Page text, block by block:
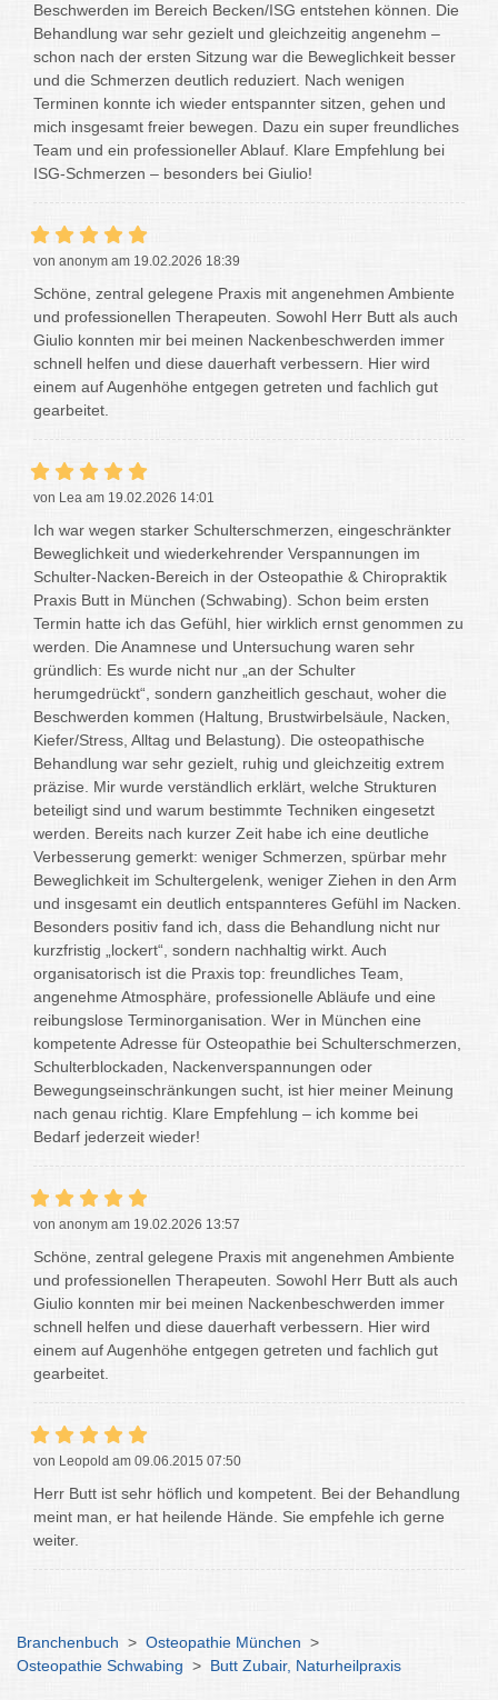
Beschwerden im Bereich Becken/ISG entstehen können. Die
Behandlung war sehr gezielt und gleichzeitig angenehm –
schon nach der ersten Sitzung war die Beweglichkeit besser
und die Schmerzen deutlich reduziert. Nach wenigen
Terminen konnte ich wieder entspannter sitzen, gehen und
mich insgesamt freier bewegen. Dazu ein super freundliches
Team und ein professioneller Ablauf. Klare Empfehlung bei
ISG-Schmerzen – besonders bei Giulio!
von anonym am 19.02.2026 18:39
Schöne, zentral gelegene Praxis mit angenehmen Ambiente
und professionellen Therapeuten. Sowohl Herr Butt als auch
Giulio konnten mir bei meinen Nackenbeschwerden immer
schnell helfen und diese dauerhaft verbessern. Hier wird
einem auf Augenhöhe entgegen getreten und fachlich gut
gearbeitet.
von Lea am 19.02.2026 14:01
Ich war wegen starker Schulterschmerzen, eingeschränkter
Beweglichkeit und wiederkehrender Verspannungen im
Schulter-Nacken-Bereich in der Osteopathie & Chiropraktik
Praxis Butt in München (Schwabing). Schon beim ersten
Termin hatte ich das Gefühl, hier wirklich ernst genommen zu
werden. Die Anamnese und Untersuchung waren sehr
gründlich: Es wurde nicht nur „an der Schulter
herumgedrückt“, sondern ganzheitlich geschaut, woher die
Beschwerden kommen (Haltung, Brustwirbelsäule, Nacken,
Kiefer/Stress, Alltag und Belastung). Die osteopathische
Behandlung war sehr gezielt, ruhig und gleichzeitig extrem
präzise. Mir wurde verständlich erklärt, welche Strukturen
beteiligt sind und warum bestimmte Techniken eingesetzt
werden. Bereits nach kurzer Zeit habe ich eine deutliche
Verbesserung gemerkt: weniger Schmerzen, spürbar mehr
Beweglichkeit im Schultergelenk, weniger Ziehen in den Arm
und insgesamt ein deutlich entspannteres Gefühl im Nacken.
Besonders positiv fand ich, dass die Behandlung nicht nur
kurzfristig „lockert“, sondern nachhaltig wirkt. Auch
organisatorisch ist die Praxis top: freundliches Team,
angenehme Atmosphäre, professionelle Abläufe und eine
reibungslose Terminorganisation. Wer in München eine
kompetente Adresse für Osteopathie bei Schulterschmerzen,
Schulterblockaden, Nackenverspannungen oder
Bewegungseinschränkungen sucht, ist hier meiner Meinung
nach genau richtig. Klare Empfehlung – ich komme bei
Bedarf jederzeit wieder!
von anonym am 19.02.2026 13:57
Schöne, zentral gelegene Praxis mit angenehmen Ambiente
und professionellen Therapeuten. Sowohl Herr Butt als auch
Giulio konnten mir bei meinen Nackenbeschwerden immer
schnell helfen und diese dauerhaft verbessern. Hier wird
einem auf Augenhöhe entgegen getreten und fachlich gut
gearbeitet.
von Leopold am 09.06.2015 07:50
Herr Butt ist sehr höflich und kompetent. Bei der Behandlung
meint man, er hat heilende Hände. Sie empfehle ich gerne
weiter.
Branchenbuch > Osteopathie München >
Osteopathie Schwabing > Butt Zubair, Naturheilpraxis